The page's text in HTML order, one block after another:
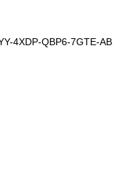
4XDP-QBP6-7GTE-AB